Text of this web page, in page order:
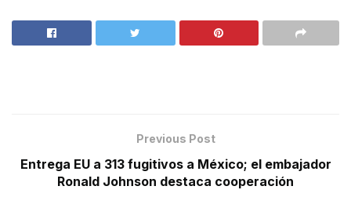
Previous Post
Entrega EU a 313 fugitivos a México; el embajador
Ronald Johnson destaca cooperación